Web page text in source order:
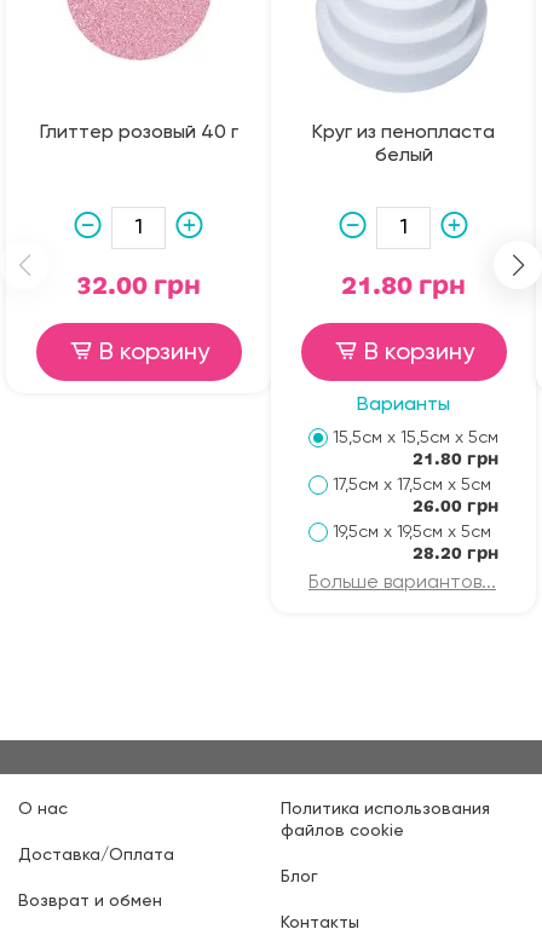
Глиттер розовый 40 г
32.00 грн
В корзину
Круг из пенопласта
белый
21.80 грн
В корзину
Варианты
15,5см х 15,5см х 5см
21.80 грн
17,5см х 17,5см х 5см
26.00 грн
19,5см х 19,5см х 5см
28.20 грн
Больше вариантов...
О нас
Доставка/Оплата
Возврат и обмен
Политика использования
файлов cookie
Блог
Контакты